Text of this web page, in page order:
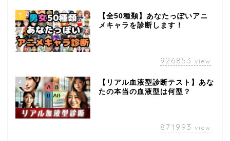
3
【全50種類】あなたっぽいアニ
メキャラを診断します！
926853 view
4
【リアル血液型診断テスト】あな
たの本当の血液型は何型？
871993 view